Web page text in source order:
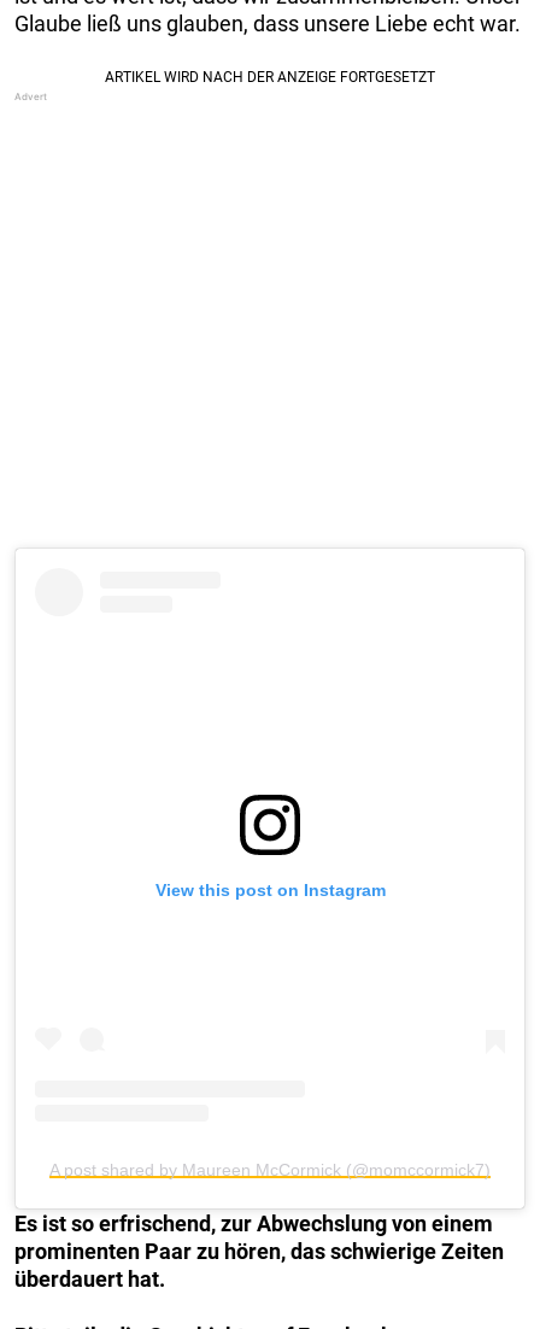
Glaube ließ uns glauben, dass unsere Liebe echt war.
View this post on Instagram
A post shared by Maureen McCormick (@momccormick7)
Es ist so erfrischend, zur Abwechslung von einem
prominenten Paar zu hören, das schwierige Zeiten
überdauert hat.